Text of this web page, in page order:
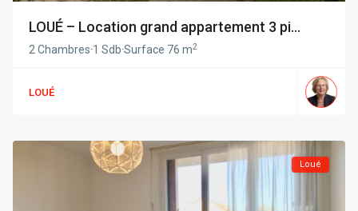
LOUÉ – Location grand appartement 3 pi...
2 Chambres·1 Sdb·Surface 76 m2
LOUÉ
Loué